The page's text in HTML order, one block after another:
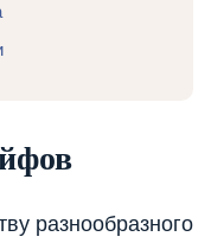
разнообразного